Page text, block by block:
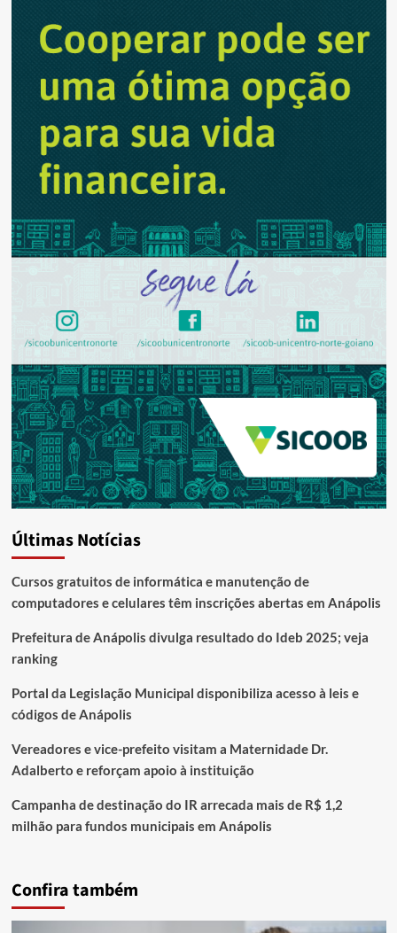
Últimas Notícias
Cursos gratuitos de informática e manutenção de
computadores e celulares têm inscrições abertas em Anápolis
Prefeitura de Anápolis divulga resultado do Ideb 2025; veja
ranking
Portal da Legislação Municipal disponibiliza acesso à leis e
códigos de Anápolis
Vereadores e vice-prefeito visitam a Maternidade Dr.
Adalberto e reforçam apoio à instituição
Campanha de destinação do IR arrecada mais de R$ 1,2
milhão para fundos municipais em Anápolis
Confira também